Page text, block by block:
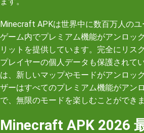
Minecraft APKは世界中に数百万人のユ
ゲーム内でプレミアム機能がアンロッ
リットを提供しています。完全にリス
プレイヤーの個人データも保護されて
は、新しいマップやモードがアンロッ
ザーはすべてのプレミアム機能がアン
で、無限のモードを楽しむことができま
Minecraft APK 2026